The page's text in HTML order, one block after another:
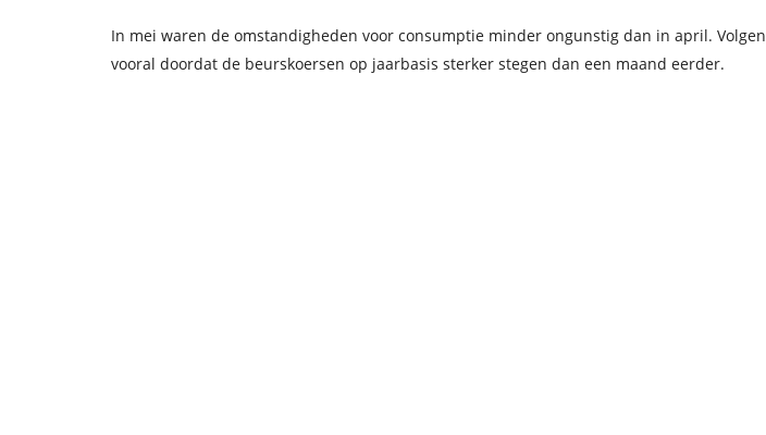
In mei waren de omstandigheden voor consumptie minder ongunstig dan in april.
vooral doordat de beurskoersen op jaarbasis sterker stegen dan een maand eerder.